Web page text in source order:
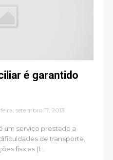
é garantido
setembro 17, 2013
um serviço prestado a
de transporte,
físicas (l...